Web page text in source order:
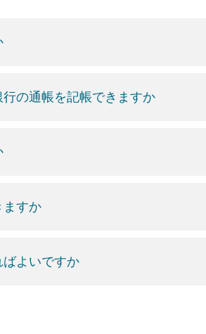
の通帳を記帳できますか
すか
よいですか